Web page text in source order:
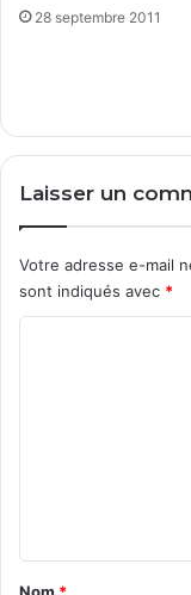
28 septembre 2011
Laisser un
Votre adresse e-mail
sont indiqués avec *
a